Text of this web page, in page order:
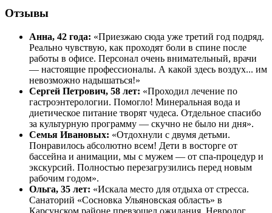
Отзывы
Анна, 42 года: «Приезжаю сюда уже третий год подряд.
Реально чувствую, как проходят боли в спине после
работы в офисе. Персонал очень внимательный, врачи
— настоящие профессионалы. А какой здесь воздух... им
невозможно надышаться!»
Сергей Петрович, 58 лет: «Проходил лечение по
гастроэнтерологии. Помогло! Минеральная вода и
диетическое питание творят чудеса. Отдельное спасибо
за культурную программу — скучно не было ни дня».
Семья Ивановых: «Отдохнули с двумя детьми.
Понравилось абсолютно всем! Дети в восторге от
бассейна и анимации, мы с мужем — от спа-процедур и
экскурсий. Полностью перезагрузились перед новым
рабочим годом».
Ольга, 35 лет: «Искала место для отдыха от стресса.
Санаторий «Сосновка Ульяновская область» в
Карсунском районе превзошел ожидания. Невролог